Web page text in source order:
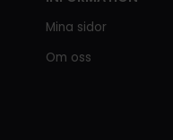
Mina sidor
Om oss